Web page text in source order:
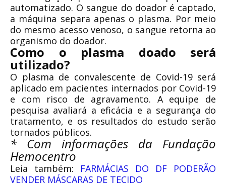
automatizado. O sangue do doador é captado,
a máquina separa apenas o plasma. Por meio
do mesmo acesso venoso, o sangue retorna ao
organismo do doador.
Como o plasma doado será
utilizado?
O plasma de convalescente de Covid-19 será
aplicado em pacientes internados por Covid-19
e com risco de agravamento. A equipe de
pesquisa avaliará a eficácia e a segurança do
tratamento, e os resultados do estudo serão
tornados públicos.
* Com informações da Fundação
Hemocentro
Leia também: FARMÁCIAS DO DF PODERÃO
VENDER MÁSCARAS DE TECIDO